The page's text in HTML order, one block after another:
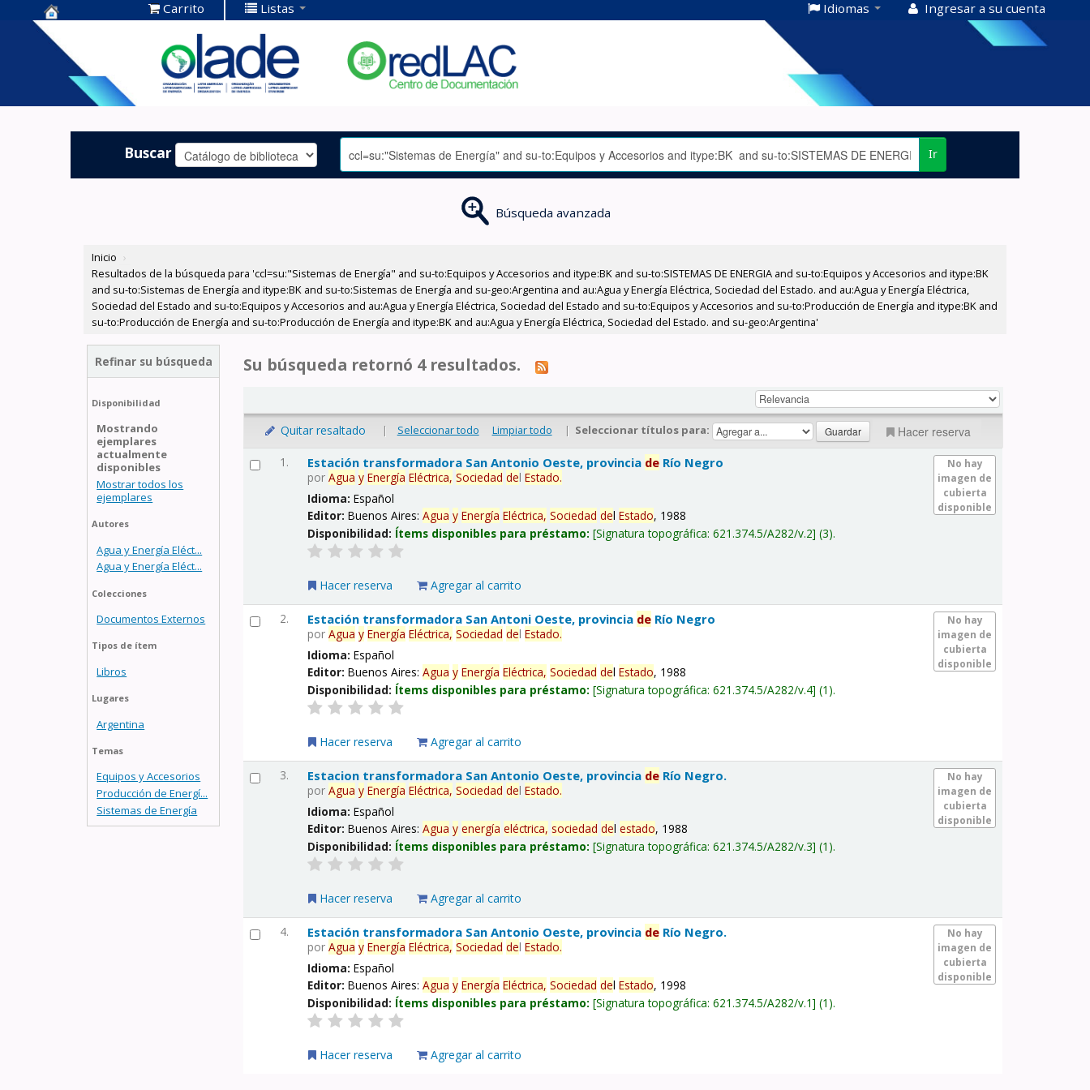
Centro de
Documentación
OLADE -
Carrito Listas Idiomas Ingresar a su cuenta
Buscar Ir
Búsqueda avanzada
Inicio ›
Resultados de la búsqueda para 'ccl=su:"Sistemas de Energía" and su-to:Equipos y Accesorios and itype:BK and su-to:SISTEMAS DE ENERGIA and su-to:Equipos y Accesorios and itype:BK
and su-to:Sistemas de Energía and itype:BK and su-to:Sistemas de Energía and su-geo:Argentina and au:Agua y Energía Eléctrica, Sociedad del Estado. and au:Agua y Energía Eléctrica,
Sociedad del Estado and su-to:Equipos y Accesorios and au:Agua y Energía Eléctrica, Sociedad del Estado and su-to:Equipos y Accesorios and su-to:Producción de Energía and itype:BK and
su-to:Producción de Energía and su-to:Producción de Energía and itype:BK and au:Agua y Energía Eléctrica, Sociedad del Estado. and su-geo:Argentina'
Refinar su búsqueda
Disponibilidad
Mostrando
ejemplares
actualmente
disponibles
Mostrar todos los
ejemplares
Autores
Agua y Energía Eléct...
Agua y Energía Eléct...
Colecciones
Documentos Externos
Tipos de ítem
Libros
Lugares
Argentina
Temas
Equipos y Accesorios
Producción de Energí...
Sistemas de Energía
Su búsqueda retornó 4 resultados.
Quitar resaltado | Seleccionar todo Limpiar todo | Seleccionar títulos para: Hacer reserva
1.
No hay
imagen de
cubierta
disponible
Estación transformadora San Antonio Oeste, provincia de Río Negro
porAgua y Energía Eléctrica, Sociedad delEstado.
Idioma:Español
Editor:Buenos Aires:Agua y Energía Eléctrica, Sociedad delEstado, 1988
Disponibilidad: Ítems disponibles para préstamo: Signatura topográfica:621.374.5/A282/v.2 (3).
Hacer reserva Agregar al carrito
2.
No hay
imagen de
cubierta
disponible
Estación transformadora San Antoni Oeste, provincia de Río Negro
porAgua y Energía Eléctrica, Sociedad delEstado.
Idioma:Español
Editor:Buenos Aires:Agua y Energía Eléctrica, Sociedad delEstado, 1988
Disponibilidad: Ítems disponibles para préstamo: Signatura topográfica:621.374.5/A282/v.4 (1).
Hacer reserva Agregar al carrito
3.
No hay
imagen de
cubierta
disponible
Estacion transformadora San Antonio Oeste, provincia de Río Negro.
porAgua y Energía Eléctrica, Sociedad delEstado.
Idioma:Español
Editor:Buenos Aires:Agua y energía eléctrica, sociedad delestado, 1988
Disponibilidad: Ítems disponibles para préstamo: Signatura topográfica:621.374.5/A282/v.3 (1).
Hacer reserva Agregar al carrito
4.
No hay
imagen de
cubierta
disponible
Estación transformadora San Antonio Oeste, provincia de Río Negro.
porAgua y Energía Eléctrica, Sociedad delEstado.
Idioma:Español
Editor:Buenos Aires:Agua y Energía Eléctrica, Sociedad delEstado, 1998
Disponibilidad: Ítems disponibles para préstamo: Signatura topográfica:621.374.5/A282/v.1 (1).
Hacer reserva Agregar al carrito